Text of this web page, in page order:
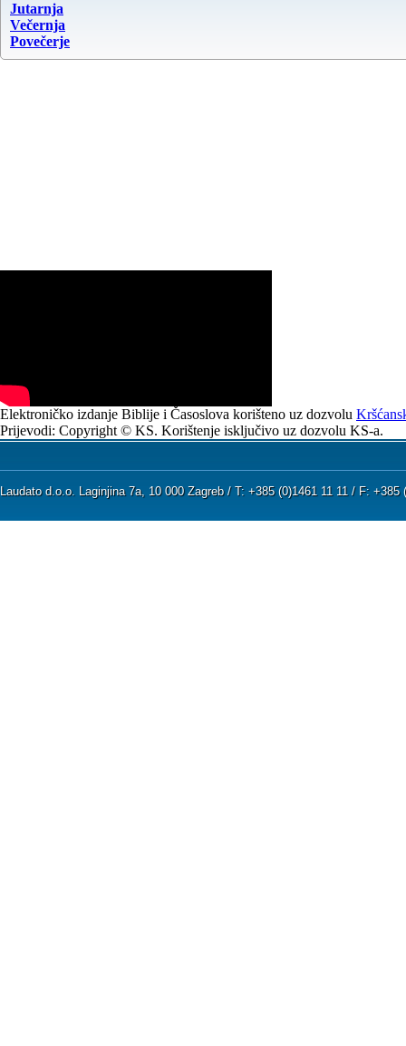
Jutarnja
Večernja
Povečerje
Elektroničko izdanje Biblije i Časoslova korišteno uz dozvolu
Prijevodi: Copyright © KS. Korištenje isključivo uz dozvolu KS-a.
Laudato d.o.o. Laginjina 7a, 10 000 Zagreb / T: +385 (0)1461 11 11 / F: